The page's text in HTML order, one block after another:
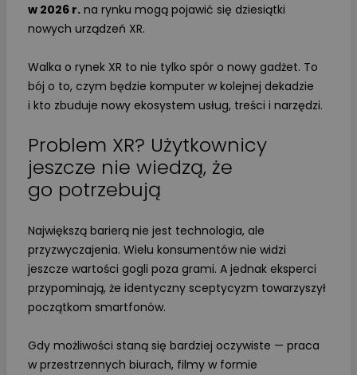
w 2026 r. na rynku mogą pojawić się dziesiątki
nowych urządzeń XR.
Walka o rynek XR to nie tylko spór o nowy gadżet. To
bój o to, czym będzie komputer w kolejnej dekadzie
i kto zbuduje nowy ekosystem usług, treści i narzędzi.
Problem XR? Użytkownicy
jeszcze nie wiedzą, że
go potrzebują
Największą barierą nie jest technologia, ale
przyzwyczajenia. Wielu konsumentów nie widzi
jeszcze wartości gogli poza grami. A jednak eksperci
przypominają, że identyczny sceptycyzm towarzyszył
początkom smartfonów.
Gdy możliwości staną się bardziej oczywiste — praca
w przestrzennych biurach, filmy w formie